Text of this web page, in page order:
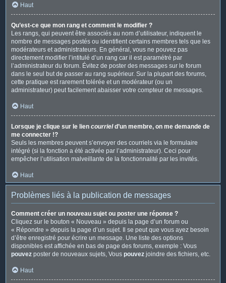
Haut
Qu’est-ce que mon rang et comment le modifier ?
Les rangs, qui peuvent être associés au nom d’utilisateur, indiquent le
nombre de messages postés ou identifient certains membres tels que les
modérateurs et administrateurs. En général, vous ne pouvez pas
directement modifier l’intitulé d’un rang car il est paramétré par
l’administrateur du forum. Évitez de poster des messages sur le forum
dans le seul but de passer au rang supérieur. Sur la plupart des forums,
cette pratique est rarement tolérée et un modérateur (ou un
administrateur) peut facilement abaisser votre compteur de messages.
Haut
Lorsque je clique sur le lien courrield’un membre, on me demande de
me connecter !?
Seuls les membres peuvent s’envoyer des courriels via le formulaire
intégré (si la fonction a été activée par l’administrateur). Ceci pour
empêcher l’utilisation malveillante de la fonctionnalité par les invités.
Haut
Problèmes liés à la publication de messages
Comment créer un nouveau sujet ou poster une réponse ?
Cliquez sur le bouton « Nouveau » depuis la page d’un forum ou
« Répondre » depuis la page d’un sujet. Il se peut que vous ayez besoin
d’être enregistré pour écrire un message. Une liste des options
disponibles est affichée en bas de page des forums, exemple : Vous
pouvez poster de nouveaux sujets, Vous pouvez joindre des fichiers, etc.
Haut